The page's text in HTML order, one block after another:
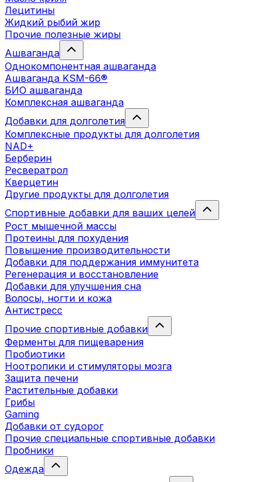
Лецитины
Жидкий рыбий жир
Прочие полезные жиры
Ашваганда
Однокомпонентная ашваганда
Ашваганда KSM-66®
БИО ашваганда
Комплексная ашваганда
Добавки для долголетия
Комплексные продукты для долголетия
NAD+
Берберин
Ресвератрол
Кверцетин
Другие продукты для долголетия
Спортивные добавки для ваших целей
Рост мышечной массы
Протеины для похудения
Повышение производительности
Добавки для поддержания иммунитета
Регенерация и восстановление
Добавки для улучшения сна
Волосы, ногти и кожа
Антистресс
Прочие спортивные добавки
Ферменты для пищеварения
Пробиотики
Ноотропики и стимуляторы мозга
Защита печени
Растительные добавки
Грибы
Gaming
Добавки от судорог
Прочие специальные спортивные добавки
Пробники
Одежда